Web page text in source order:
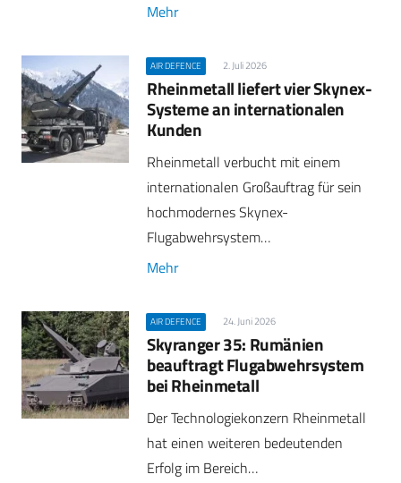
Mehr
AIR DEFENCE 2. Juli 2026
Rheinmetall liefert vier Skynex-
Systeme an internationalen
Kunden
Rheinmetall verbucht mit einem
internationalen Großauftrag für sein
hochmodernes Skynex-
Flugabwehrsystem…
Mehr
AIR DEFENCE 24. Juni 2026
Skyranger 35: Rumänien
beauftragt Flugabwehrsystem
bei Rheinmetall
Der Technologiekonzern Rheinmetall
hat einen weiteren bedeutenden
Erfolg im Bereich…